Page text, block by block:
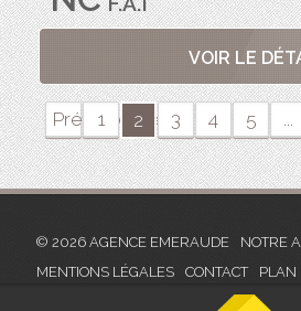
VOIR LE
Précédente
1 2 3 4 5 ...
© 2026 AGENCE EMERAUDE NOTRE
MENTIONS LÉGALES
CONTACT PLAN